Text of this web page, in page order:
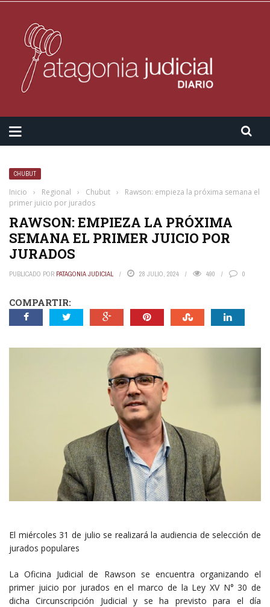
CHUBUT
Inicio › Regional › Chubut ›
Rawson: empieza la próxima semana el
primer juicio por jurados
RAWSON: EMPIEZA LA PRÓXIMA
SEMANA EL PRIMER JUICIO POR
JURADOS
PUBLICADO POR PATAGONIA JUDICIAL 28 JULIO, 2024 490 0
COMPARTIR:
El miércoles 31 de julio se realizará la audiencia de selección de
jurados populares
La Oficina Judicial de Rawson se encuentra organizando el
primer juicio por jurados en el marco de la Ley XV N° 30 de
dicha Circunscripción Judicial y se ha previsto para el día